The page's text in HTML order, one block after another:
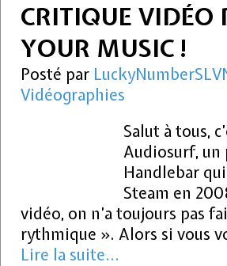
CRITIQUE VIDÉO
YOUR MUSIC !
Posté par
Vidéographies
Salut à tous,
Audiosurf,
Handlebar
Steam en
vidéo, on n’a toujours pas
rythmique ». Alors si vous
Lire la suite...